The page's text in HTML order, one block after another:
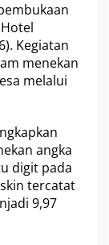
Kegiatan
menekan
melalui
angka
digit pada
tercatat
9,97